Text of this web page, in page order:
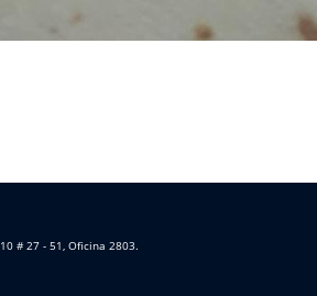
# 27 - 51, Oficina 2803.